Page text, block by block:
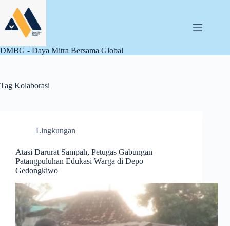
content
DMBG - Daya Mitra Bersama Global
Tag Kolaborasi
Lingkungan
Atasi Darurat Sampah, Petugas Gabungan
Patangpuluhan Edukasi Warga di Depo
Gedongkiwo